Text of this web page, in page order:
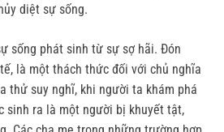
diệt sự sống.
sống phát sinh từ sự sợ hãi. Đón
là một thách thức đối với chủ nghĩa
thử suy nghĩ, khi người ta khám phá
sinh ra là một người bị khuyết tật,